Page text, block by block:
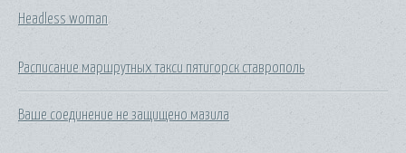
Headless woman
Расписание маршрутных такси пятигорск ставрополь
Ваше соединение не защищено мазила